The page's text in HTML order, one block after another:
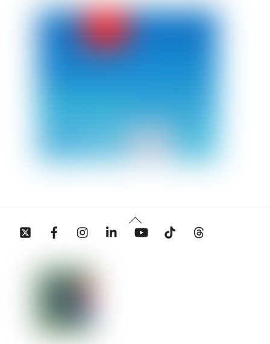
Back
To
Twitter Facebook InstagramLinkedin YouTube Tiktok